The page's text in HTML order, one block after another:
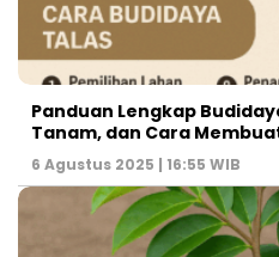
Panduan Lengkap
Tanam, dan Cara
6 Agustus 2025 | 16:55 WIB